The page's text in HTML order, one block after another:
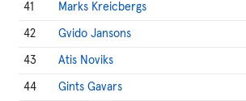
41 Marks Kreicbergs
42 Gvido Jansons
43 Atis Noviks
44 Gints Gavars